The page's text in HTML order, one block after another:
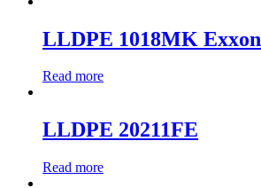
LLDPE 1018MK Exxon
Read more
LLDPE 20211FE
Read more